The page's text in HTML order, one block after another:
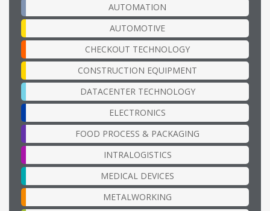
AUTOMATION
AUTOMOTIVE
CHECKOUT TECHNOLOGY
CONSTRUCTION EQUIPMENT
DATACENTER TECHNOLOGY
ELECTRONICS
FOOD PROCESS & PACKAGING
INTRALOGISTICS
MEDICAL DEVICES
METALWORKING